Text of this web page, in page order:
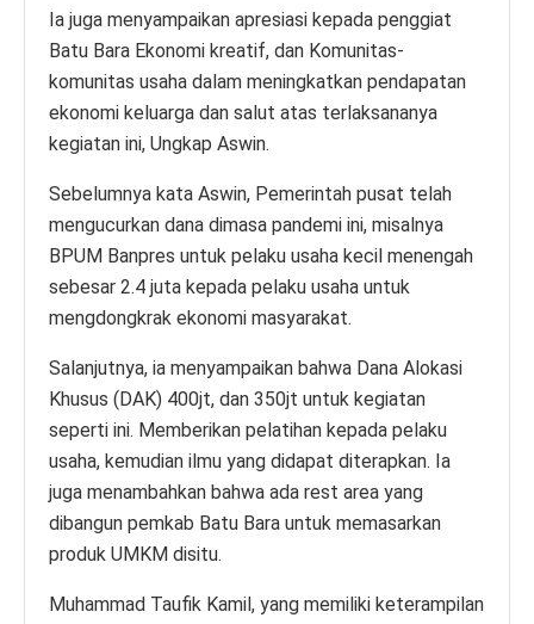
Ia juga menyampaikan apresiasi kepada penggiat
Batu Bara Ekonomi kreatif, dan Komunitas-
komunitas usaha dalam meningkatkan pendapatan
ekonomi keluarga dan salut atas terlaksananya
kegiatan ini, Ungkap Aswin.
Sebelumnya kata Aswin, Pemerintah pusat telah
mengucurkan dana dimasa pandemi ini, misalnya
BPUM Banpres untuk pelaku usaha kecil menengah
sebesar 2.4 juta kepada pelaku usaha untuk
mengdongkrak ekonomi masyarakat.
Salanjutnya, ia menyampaikan bahwa Dana Alokasi
Khusus (DAK) 400jt, dan 350jt untuk kegiatan
seperti ini. Memberikan pelatihan kepada pelaku
usaha, kemudian ilmu yang didapat diterapkan. Ia
juga menambahkan bahwa ada rest area yang
dibangun pemkab Batu Bara untuk memasarkan
produk UMKM disitu.
Muhammad Taufik Kamil, yang memiliki keterampilan